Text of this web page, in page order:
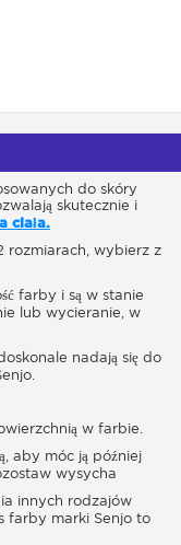
do skóry
skutecznie i
ciała.
rozmiarach, wybierz z
farby i są w stanie
lub wycieranie, w
nadają się do
w farbie.
aby móc ją później
wysycha
innych rodzajów
farby marki Senjo to